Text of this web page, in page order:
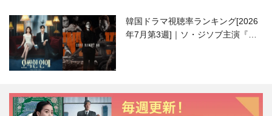
韓国ドラマ視聴率ランキング[2026
年7月第3週]｜ソ・ジソブ主演『エ